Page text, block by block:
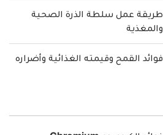
طريقة عمل سلطة الذرة الصحية
والمغذية
فوائد القمح وقيمته الغذائية وأضراره